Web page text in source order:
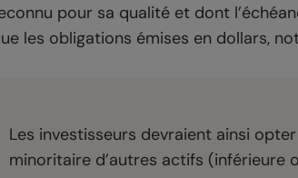
pour sa qualité et dont
les obligations émises en dollars,
Les investisseurs devraient ainsi
minoritaire d’autres actifs (inférieure